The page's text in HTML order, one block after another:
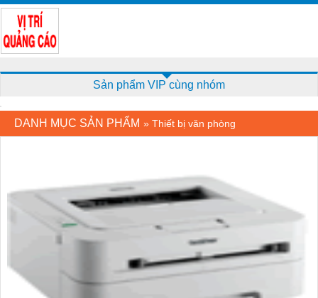
Sản phẩm VIP cùng nhóm
DANH MỤC SẢN PHẨM » Thiết bị văn phòng